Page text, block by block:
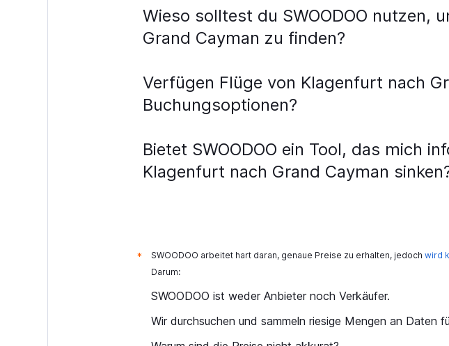
Wieso solltest du SWOODOO nutzen,
Grand Cayman zu finden?
Verfügen Flüge von Klagenfurt nach
Buchungsoptionen?
Bietet SWOODOO ein Tool, das mich
Klagenfurt nach Grand Cayman
* SWOODOO arbeitet hart daran, genaue Preise zu erhalten, jedoch wird
Darum:
SWOODOO ist weder Anbieter noch Verkäufer.
Wir durchsuchen und sammeln riesige Mengen an Daten